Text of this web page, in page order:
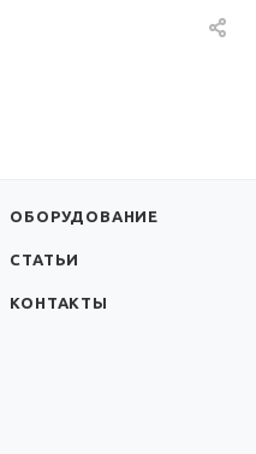
ОБОРУДОВАНИЕ
СТАТЬИ
КОНТАКТЫ